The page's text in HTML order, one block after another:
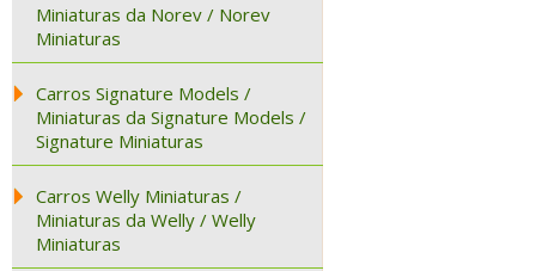
Miniaturas da Norev / Norev
Miniaturas
Carros Signature Models /
Miniaturas da Signature Models /
Signature Miniaturas
Carros Welly Miniaturas /
Miniaturas da Welly / Welly
Miniaturas